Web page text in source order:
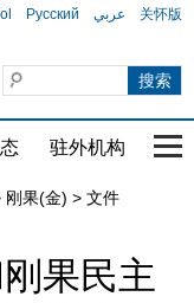
Русский عربي 关怀版
驻外机构 国
刚果(金) > 文件
果民主